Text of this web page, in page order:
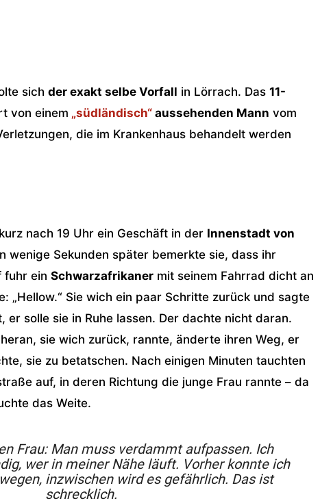
sich der exakt selbe Vorfall in Lörrach. Das 11-
von einem „südländisch“ aussehenden Mann vom
die im Krankenhaus behandelt werden
nach 19 Uhr ein Geschäft in der Innenstadt von
wenige Sekunden später bemerkte sie, dass ihr
fuhr ein Schwarzafrikaner mit seinem Fahrrad dicht an
„Hellow.“ Sie wich ein paar Schritte zurück und sagte
er solle sie in Ruhe lassen. Der dachte nicht daran.
sie wich zurück, rannte, änderte ihren Weg, er
sie zu betatschen. Nach einigen Minuten tauchten
auf, in deren Richtung die junge Frau rannte – da
das Weite.
Frau:Man muss verdammt aufpassen. Ich
wer in meiner Nähe läuft. Vorher konnte ich
inzwischen wird es gefährlich. Das ist
schrecklich.